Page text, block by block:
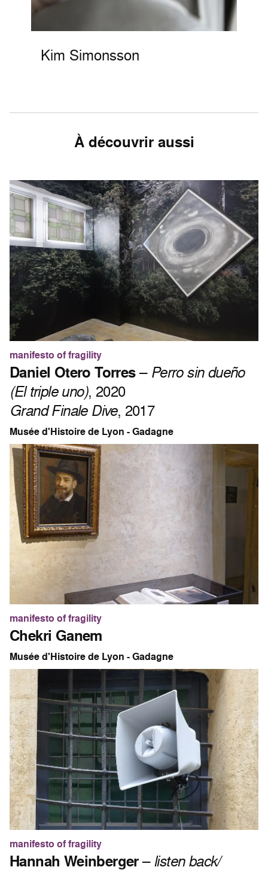
Kim Simonsson
À découvrir aussi
manifesto of fragility
Daniel Otero Torres– Perro sin dueño
(El triple uno), 2020
Grand Finale Dive, 2017
Musée d'Histoire de Lyon - Gadagne
manifesto of fragility
Chekri Ganem
Musée d'Histoire de Lyon - Gadagne
manifesto of fragility
Hannah Weinberger–listen back/